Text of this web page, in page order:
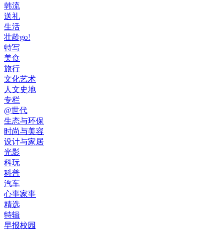
韩流
送礼
生活
壮龄go!
特写
美食
旅行
文化艺术
人文史地
专栏
@世代
生态与环保
时尚与美容
设计与家居
光影
科玩
科普
汽车
心事家事
精选
特辑
早报校园